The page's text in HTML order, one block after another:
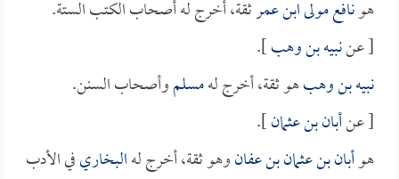
هونافع مولى ابن عمرثقة، أخرج له أصحاب الكتب الستة.
[ عننبيه بن وهب].
نبيه بن وهبهو ثقة، أخرج لهمسلموأصحاب السنن.
[ عنأبان بن عثمان].
هوأبان بن عثمان بن عفانوهو ثقة، أخرج لهالبخاريفي الأدب